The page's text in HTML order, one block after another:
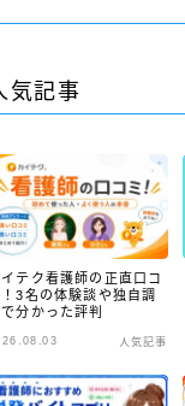
気記事
イテク看護師の正直口コ
！3名の体験談や独自調
分かった評判
人気記事